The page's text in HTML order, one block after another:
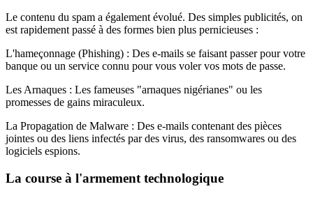
Le contenu du spam a également évolué. Des simples publicités, on
est rapidement passé à des formes bien plus pernicieuses :
L'hameçonnage (Phishing) : Des e-mails se faisant passer pour votre
banque ou un service connu pour vous voler vos mots de passe.
Les Arnaques : Les fameuses "arnaques nigérianes" ou les
promesses de gains miraculeux.
La Propagation de Malware : Des e-mails contenant des pièces
jointes ou des liens infectés par des virus, des ransomwares ou des
logiciels espions.
La course à l'armement technologique